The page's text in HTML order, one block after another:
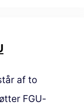
af to
FGU-